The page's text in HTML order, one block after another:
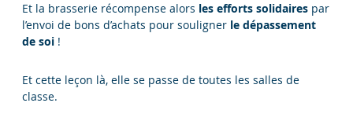
Et la brasserie récompense alors les efforts solidaires par
l’envoi de bons d’achats pour souligner le dépassement
de soi !
Et cette leçon là, elle se passe de toutes les salles de
classe.